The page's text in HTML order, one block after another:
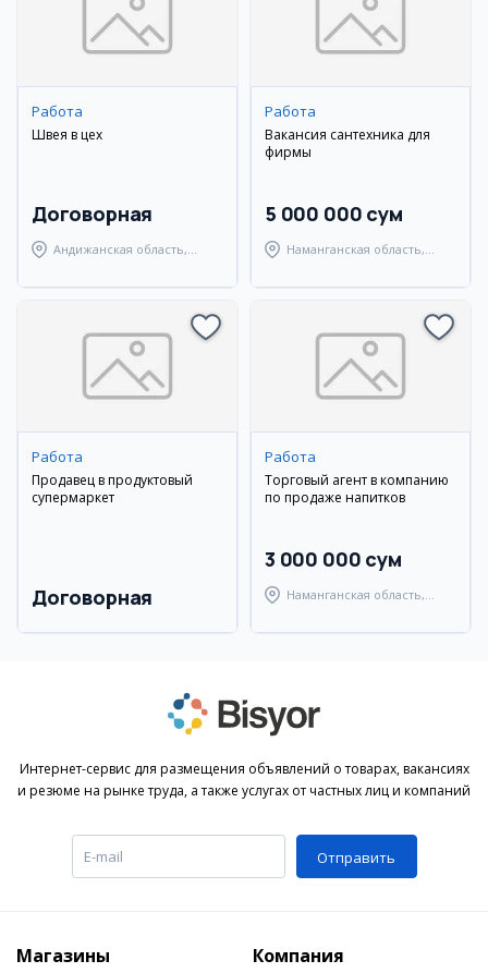
Работа
Швея в цех
Договорная
Андижанская область,
Работа
Вакансия сантехника для
фирмы
5 000 000 сум
Наманганская область,
Работа
Продавец в продуктовый
супермаркет
Договорная
Работа
Торговый агент в компанию
по продаже напитков
3 000 000 сум
Наманганская область,
Интернет-сервис для размещения объявлений о товарах, вакансиях
и резюме на рынке труда, а также услугах от частных лиц и компаний
Отправить
Магазины Компания